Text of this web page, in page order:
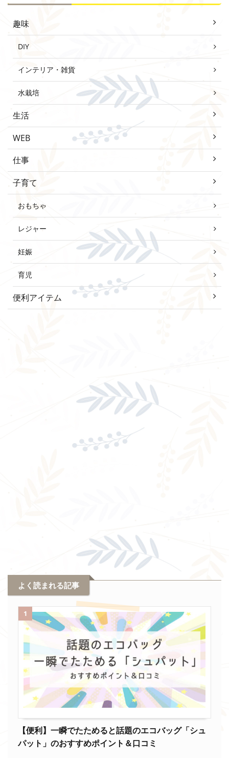
趣味
DIY
インテリア・雑貨
水栽培
生活
WEB
仕事
子育て
おもちゃ
レジャー
妊娠
育児
便利アイテム
よく読まれる記事
1
【便利】一瞬でたためると話題のエコバッグ「シュ
パット」のおすすめポイント＆口コミ